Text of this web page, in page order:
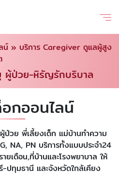
น์ » บริการ Caregiver ดูแลผู้สูง
ผู้ป่วย-หิรัญรักบริบาล
กออนไลน์
วย พี่เลี้ยงเด็ก แม่บ้านทำความ
NA, PN บริการทั้งแบบประจำ24
เดือน,ที่บ้านและโรงพยาบาล ให้
ปทุมธานี และจังหวัดใกล้เคียง